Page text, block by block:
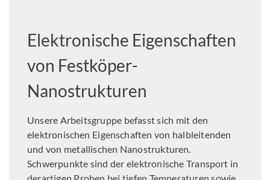
Elektronische Eigenschaften
von Festköper-
Nanostrukturen
Unsere Arbeitsgruppe befasst sich mit den
elektronischen Eigenschaften von halbleitenden
und von metallischen Nanostrukturen.
Schwerpunkte sind der elektronische Transport in
derartigen Proben bei tiefen Temperaturen sowie